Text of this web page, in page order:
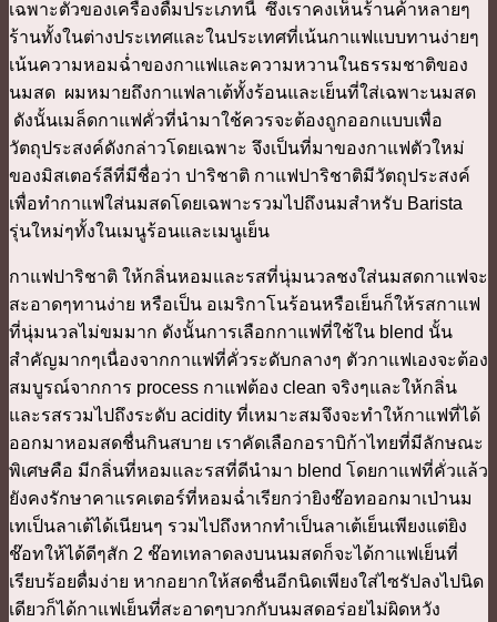
เฉพาะตัวของเครื่องดื่มประเภทนี้ ซึ่งเราคงเห็นร้านค้าหลายๆ
ร้านทั้งในต่างประเทศและในประเทศที่เน้นกาแฟแบบทานง่ายๆ
เน้นความหอมฉ่ำของกาแฟและความหวานในธรรมชาติของ
นมสด ผมหมายถึงกาแฟลาเต้ทั้งร้อนและเย็นที่ใส่เฉพาะนมสด
ดังนั้นเมล็ดกาแฟคั่วที่นำมาใช้ควรจะต้องถูกออกแบบเพื่อ
วัตถุประสงค์ดังกล่าวโดยเฉพาะ จึงเป็นที่มาของกาแฟตัวใหม่
ของมิสเตอร์ลีที่มีชื่อว่า ปาริชาติ กาแฟปาริชาติมีวัตถุประสงค์
เพื่อทำกาแฟใส่นมสดโดยเฉพาะรวมไปถึงนมสำหรับ Barista
รุ่นใหม่ๆทั้งในเมนูร้อนและเมนูเย็น
กาแฟปาริชาติ ให้กลิ่นหอมและรสที่นุ่มนวลชงใส่นมสดกาแฟจะ
สะอาดๆทานง่าย หรือเป็น อเมริกาโนร้อนหรือเย็นก็ให้รสกาแฟ
ที่นุ่มนวลไม่ขมมาก ดังนั้นการเลือกกาแฟที่ใช้ใน blend นั้น
สำคัญมากๆเนื่องจากกาแฟที่คั่วระดับกลางๆ ตัวกาแฟเองจะต้อง
สมบูรณ์จากการ process กาแฟต้อง clean จริงๆและให้กลิ่น
และรสรวมไปถึงระดับ acidity ที่เหมาะสมจึงจะทำให้กาแฟที่ได้
ออกมาหอมสดชื่นกินสบาย เราคัดเลือกอราบิก้าไทยที่มีลักษณะ
พิเศษคือ มีกลิ่นที่หอมและรสที่ดีนำมา blend โดยกาแฟที่คั่วแล้ว
ยังคงรักษาคาแรคเตอร์ที่หอมฉ่ำเรียกว่ายิงช๊อทออกมาเป่านม
เทเป็นลาเต้ได้เนียนๆ รวมไปถึงหากทำเป็นลาเต้เย็นเพียงแต่ยิง
ช๊อทให้ได้ดีๆสัก 2 ช๊อทเทลาดลงบนนมสดก็จะได้กาแฟเย็นที่
เรียบร้อยดื่มง่าย หากอยากให้สดชื่นอีกนิดเพียงใส่ไซรัปลงไปนิด
เดียวก็ได้กาแฟเย็นที่สะอาดๆบวกกับนมสดอร่อยไม่ผิดหวัง